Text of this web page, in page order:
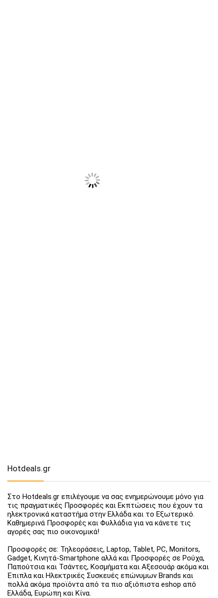
Hotdeals.gr
Στο Hotdeals.gr επιλέγουμε να σας ενημερώνουμε μόνο για
τις πραγματικές Προσφορές και Εκπτώσεις που έχουν τα
ηλεκτρονικά καταστήμα στην Ελλάδα και το Εξωτερικό.
Καθημερινά Προσφορές και Φυλλάδια για να κάνετε τις
αγορές σας πιο οικονομικά!
Προσφορές σε: Τηλεοράσεις, Laptop, Tablet, PC, Monitors,
Gadget, Κινητά-Smartphone αλλά και Προσφορές σε Ρούχα,
Παπούτσια και Τσάντες, Κοσμήματα και Αξεσουάρ ακόμα και
Έπιπλα και Ηλεκτρικές Συσκευές επώνυμων Brands και
πολλά ακόμα προϊόντα από τα πιο αξιόπιστα eshop από
Ελλάδα, Ευρώπη και Κίνα.